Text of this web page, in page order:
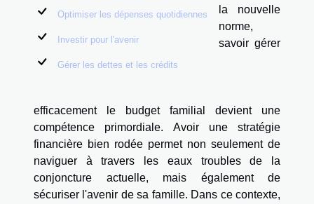
Optimiser les dépenses quotidiennes
Investir pour l'avenir
Gérer les dettes et les crédits
la nouvelle
norme,
savoir gérer
efficacement le budget familial devient une
compétence primordiale. Avoir une stratégie
financière bien rodée permet non seulement de
naviguer à travers les eaux troubles de la
conjoncture actuelle, mais également de
sécuriser l'avenir de sa famille. Dans ce contexte,